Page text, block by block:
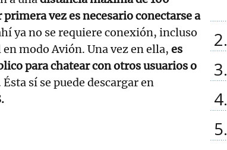
primera vez es necesario conectarse a
ya no se requiere conexión, incluso
modo Avión. Una vez en ella, es
para chatear con otros usuarios o
Ésta sí se puede descargar en
2
3
4
5